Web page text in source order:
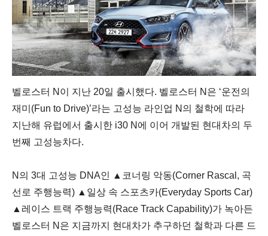
벨로스터 N이 지난 20일 출시했다. 벨로스터 N은 ‘운전의
재미(Fun to Drive)’라는 고성능 라인업 N의 철학에 따라
지난해 유럽에서 출시한 i30 N에 이어 개발된 현대차의 두
번째 고성능차다.
N의 3대 고성능 DNA인 ▲코너링 악동(Corner Rascal, 곡
선로 주행능력) ▲일상 속 스포츠카(Everyday Sports Car)
▲레이스 트랙 주행능력(Race Track Capability)가 녹아든
벨로스터 N은 지금까지 현대차가 추구하던 철학과 다른 드